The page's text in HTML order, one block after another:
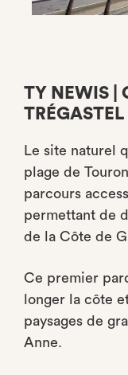
TY NEWIS |
TRÉGASTEL
Le site naturel
plage de
parcours
permettant de
de la Côte de
Ce premier
longer la côte
paysages de
Anne.